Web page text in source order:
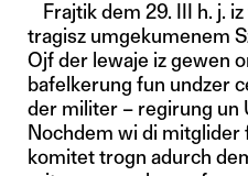
Frajtik dem 29. III h. j.
tragisz umgekumenem
Ojf der lewaje iz gewen
bafelkerung fun undzer
der militer – regirung un
Nochdem wi di
komitet trogn adurch